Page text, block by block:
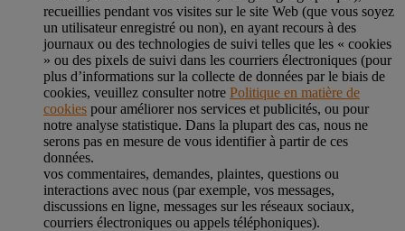
recueillies pendant vos visites sur le site Web (que vous soyez
un utilisateur enregistré ou non), en ayant recours à des
journaux ou des technologies de suivi telles que les « cookies
» ou des pixels de suivi dans les courriers électroniques (pour
plus d’informations sur la collecte de données par le biais de
cookies, veuillez consulter notre Politique en matière de
cookies pour améliorer nos services et publicités, ou pour
notre analyse statistique. Dans la plupart des cas, nous ne
serons pas en mesure de vous identifier à partir de ces
données.
vos commentaires, demandes, plaintes, questions ou
interactions avec nous (par exemple, vos messages,
discussions en ligne, messages sur les réseaux sociaux,
courriers électroniques ou appels téléphoniques).